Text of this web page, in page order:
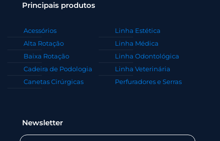
Principais produtos
Acessórios
Alta Rotação
Baixa Rotação
Cadeira de Podologia
Canetas Cirúrgicas
Linha Estética
Linha Médica
Linha Odontológica
Linha Veterinária
Perfuradores e Serras
Newsletter